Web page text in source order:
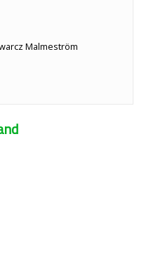
Malmeström